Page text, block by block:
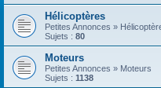
Hélicoptères
Petites Annonces »
Sujets : 80
Moteurs
Petites Annonces » Moteurs
Sujets : 1138